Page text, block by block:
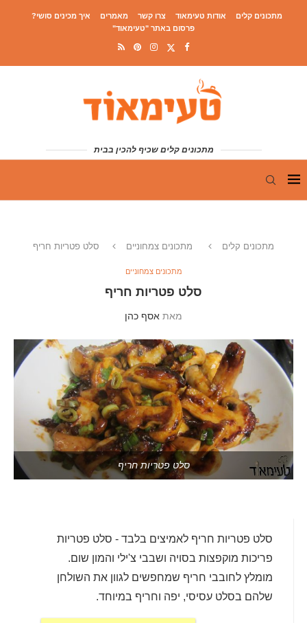
מתכונים קלים אודות טעימאוד צרו קשר מאמרים
איך מכינים סושי?
פרסום באתר "טעימאוד"
מתכונים קלים שכיף להכין בבית
מתכונים קלים מתכונים צמחוניים סלט פטריות חריף
מתכונים צמחוניים
סלט פטריות חריף
מאת אסף כהן
סלט פטריות חריף
סלט פטריות חריף לאמיצים בלבד - סלט פטריות
פריכות מוקפצות בסויה ושבבי צ'ילי והמון שום.
מומלץ לחובבי חריף שמחפשים לגוון את השולחן
שלהם בסלט עסיסי, יפה וחריף במיוחד.